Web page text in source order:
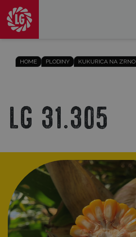
HOME PLODINY KUKURICA NA ZRNO
LG 31.305